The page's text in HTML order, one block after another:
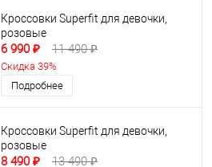
Кроссовки Superfit для девочки,
розовые
6 990 ₽ 11 490 ₽
Скидка 39%
Подробнее
Кроссовки Superfit для девочки,
розовые
8 490 ₽ 13 490 ₽